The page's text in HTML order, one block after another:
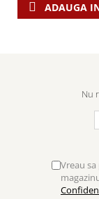
ADAUGA
Nu
Vreau